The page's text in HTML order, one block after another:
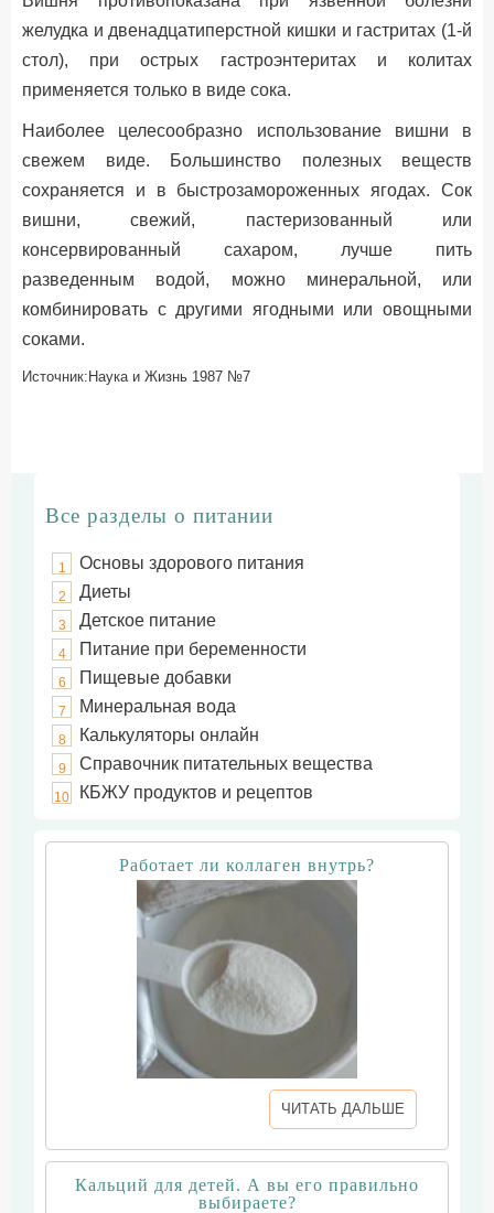
желудка и двенадцатиперстной кишки и гастритах (1-й
стол), при острых гастроэнтеритах и колитах
применяется только в виде сока.
Наиболее целесообразно использование вишни в
свежем виде. Большинство полезных веществ
сохраняется и в быстрозамороженных ягодах. Сок
вишни, свежий, пастеризованный или
консервированный сахаром, лучше пить
разведенным водой, можно минеральной, или
комбинировать с другими ягодными или овощными
соками.
Источник:Наука и Жизнь 1987 №7
Все разделы о питании
1 Основы здорового питания
2 Диеты
3 Детское питание
4 Питание при беременности
6 Пищевые добавки
7 Минеральная вода
8 Калькуляторы онлайн
9 Справочник питательных вещества
10 КБЖУ продуктов и рецептов
Работает ли коллаген внутрь?
ЧИТАТЬ ДАЛЬШЕ
Кальций для детей. А вы его правильно
выбираете?